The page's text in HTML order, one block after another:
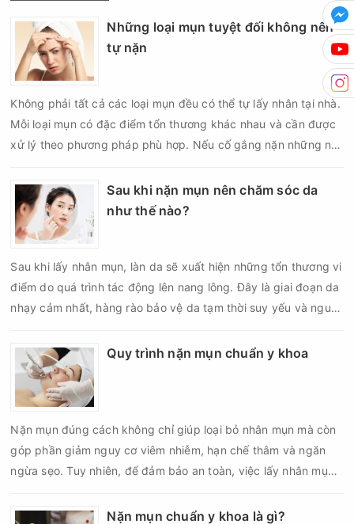
Những loại mụn tuyệt đối không nên
tự nặn
Không phải tất cả các loại mụn đều có thể tự lấy nhân tại nhà.
Mỗi loại mụn có đặc điểm tổn thương khác nhau và cần được
xử lý theo phương pháp phù hợp. Nếu cố gắng nặn những nốt
nên nghiêm trọng hơn, làm tăng nguy cơ nhiễm trùng, để lại
thâm hoặc sẹo khó phục hồi.
Sau khi nặn mụn nên chăm sóc da
như thế nào?
Sau khi lấy nhân mụn, làn da sẽ xuất hiện những tổn thương vi
điểm do quá trình tác động lên nang lông. Đây là giai đoạn da
nhạy cảm nhất, hàng rào bảo vệ da tạm thời suy yếu và nguy
nếu chăm sóc không đúng cách. Chính vì vậy, việc chăm sóc
da sau nặn mụn không chỉ giúp vùng da hồi phục nhanh hơn
mà còn góp phần giảm nguy cơ tái phát mụn và hạn chế các
biến chứng về sau.
Quy trình nặn mụn chuẩn y khoa
Nặn mụn đúng cách không chỉ giúp loại bỏ nhân mụn mà còn
góp phần giảm nguy cơ viêm nhiễm, hạn chế thâm và ngăn
ngừa sẹo. Tuy nhiên, để đảm bảo an toàn, việc lấy nhân mụn
đủ các bước vô khuẩn và chăm sóc sau điều trị.
Nặn mụn chuẩn y khoa là gì?